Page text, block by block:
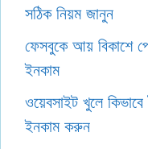
সঠিক নিয়ম জানুন
ফেসবুকে আয় বিকাশে
ইনকাম
ওয়েবসাইট খুলে
ইনকাম করুন